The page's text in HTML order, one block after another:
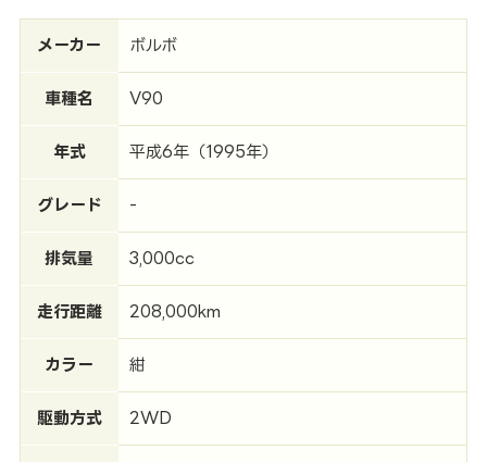
メーカー ボルボ
車種名 V90
年式 平成6年（1995年）
グレード -
排気量 3,000cc
走行距離 208,000km
カラー 紺
駆動方式 2WD